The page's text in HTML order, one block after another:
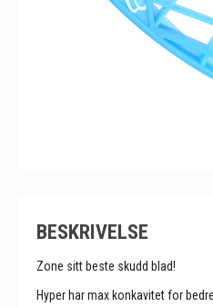
BESKRIVELSE
Zone sitt beste skudd blad!
Hyper har max konkavitet for